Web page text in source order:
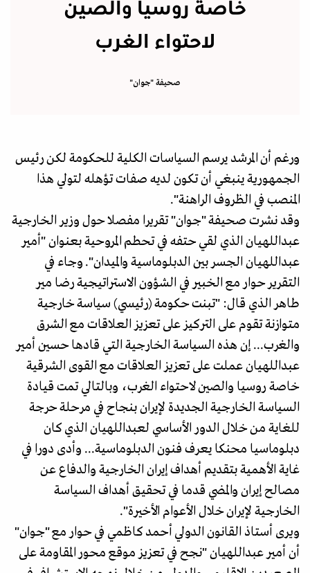
خاصة روسيا والصين
لاحتواء الغرب
صحيفة "جوان"
ورغم أن المرشد يرسم السياسات الكلية للحكومة لكن رئيس
الجمهورية ينبغي أن تكون لديه صفات تؤهله لتولي هذا
المنصب في الظروف الراهنة".
وقد نشرت صحيفة "جوان" تقريرا مفصلا حول وزير الخارجية
عبداللهيان الذي لقي حتفه في تحطم المروحية بعنوان "أمير
عبداللهيان الجسر بين الدبلوماسية والميدان". وجاء في
التقرير حوار مع الخبير في الشؤون الاستراتيجية رضا مير
طاهر الذي قال: "تبنت حكومة (رئيسي) سياسة خارجية
متوازنة تقوم على التركيز على تعزيز العلاقات مع الشرق
والغرب... إن هذه السياسة الخارجية التي قادها حسين أمير
عبداللهيان عملت على تعزيز العلاقات مع القوى الشرقية
خاصة روسيا والصين لاحتواء الغرب، وبالتالي تمت قيادة
السياسة الخارجية الجديدة لإيران بنجاح في مرحلة حرجة
للغاية من خلال الدور الأساسي لعبداللهيان الذي كان
دبلوماسيا محنكا يعرف فنون الدبلوماسية... وأدى دورا في
غاية الأهمية بتقديم أهداف إيران الخارجية والدفاع عن
مصالح إيران والمضي قدما في تحقيق أهداف السياسة
الخارجية لإيران خلال الأعوام الأخيرة".
ويرى أستاذ القانون الدولي أحمد كاظمي في حوار مع "جوان"
أن أمير عبداللهيان "نجح في تعزيز موقع محور المقاومة على